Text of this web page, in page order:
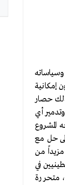
إمكانية
حصار
أي
حل مع
مزيداً من
في
متحررة